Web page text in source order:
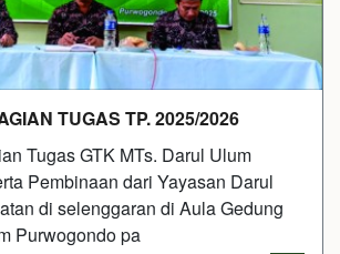
TUGAS TP. 2025/2026
Tugas GTK MTs. Darul Ulum
Pembinaan dari Yayasan Darul
di selenggaran di Aula Gedung
Purwogondo pa